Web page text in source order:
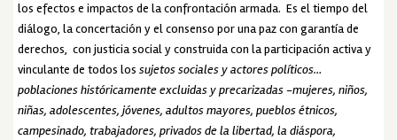
los efectos e impactos de la confrontación armada. Es el tiempo del
diálogo, la concertación y el consenso por una paz con garantía de
derechos, con justicia social y construida con la participación activa y
vinculante de todos los sujetos sociales y actores políticos…
poblaciones históricamente excluidas y precarizadas -mujeres, niños,
niñas, adolescentes, jóvenes, adultos mayores, pueblos étnicos,
campesinado, trabajadores, privados de la libertad, la diáspora,